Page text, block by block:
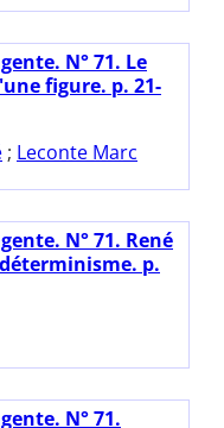
N° 71. Le
figure. p. 21-
; Leconte Marc
N° 71. René
p.
N° 71.